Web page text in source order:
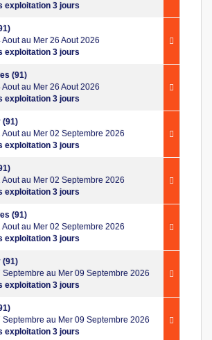
exploitation 3 jours
Aout au Mer 26 Aout 2026
exploitation 3 jours
(91)
Aout au Mer 26 Aout 2026
exploitation 3 jours
(91)
Aout au Mer 02 Septembre 2026
exploitation 3 jours
Aout au Mer 02 Septembre 2026
exploitation 3 jours
(91)
Aout au Mer 02 Septembre 2026
exploitation 3 jours
(91)
Septembre au Mer 09 Septembre 2026
exploitation 3 jours
Septembre au Mer 09 Septembre 2026
exploitation 3 jours